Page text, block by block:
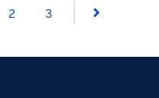
2 3